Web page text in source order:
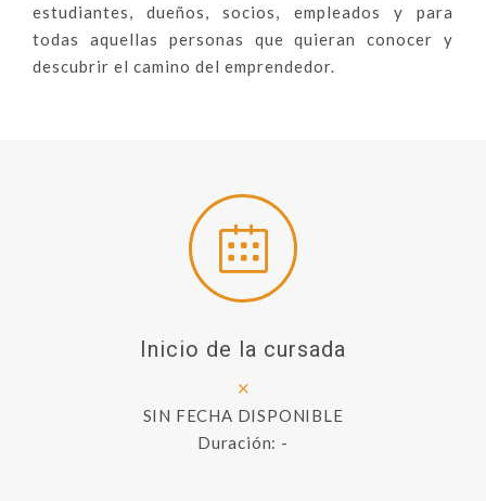
estudiantes, dueños, socios, empleados y para
todas aquellas personas que quieran conocer y
descubrir el camino del emprendedor.
Inicio de la cursada
SIN FECHA DISPONIBLE
Duración: -